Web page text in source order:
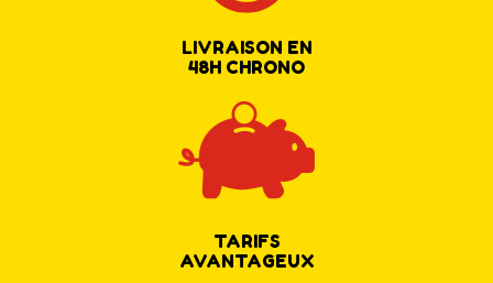
LIVRAISON EN
48H CHRONO
TARIFS
AVANTAGEUX